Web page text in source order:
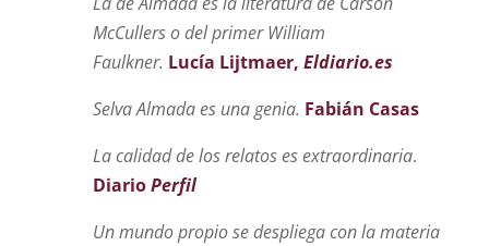
McCullers o del primer William
Faulkner. Lucía Lijtmaer, Eldiario.es
Selva Almada es una genia. Fabián Casas
La calidad de los relatos es extraordinaria.
DiarioPerfil
Un mundo propio se despliega con la materia